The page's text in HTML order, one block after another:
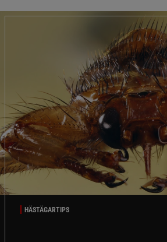
HÄSTÄGARTIPS